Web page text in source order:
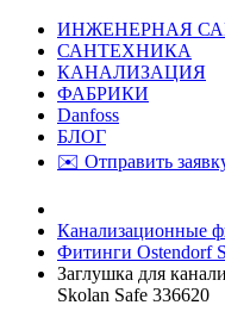
ИНЖЕНЕРНАЯ
САНТЕХНИКА
КАНАЛИЗАЦИЯ
ФАБРИКИ
Danfoss
БЛОГ
✉️ Отправить
Канализационные
Фитинги Ostendorf
Заглушка для
Skolan Safe 336620